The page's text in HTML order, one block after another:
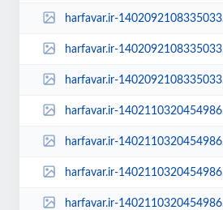
harfavar.ir-1402092108335033528965434-600x400.jpg
harfavar.ir-1402092108335033528965434-768x535.jpg
harfavar.ir-1402092108335033528965434.jpg
harfavar.ir-1402110320454986829248504-1402110320454986829248504-100x70.jpg
harfavar.ir-1402110320454986829248504-1402110320454986829248504-250x150.jpg
harfavar.ir-1402110320454986829248504-1402110320454986829248504-300x209.jpg
harfavar.ir-1402110320454986829248504-1402110320454986829248504-450x300.jpg